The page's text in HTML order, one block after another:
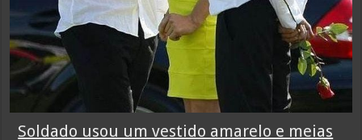
Soldado usou um vestido amarelo e meias